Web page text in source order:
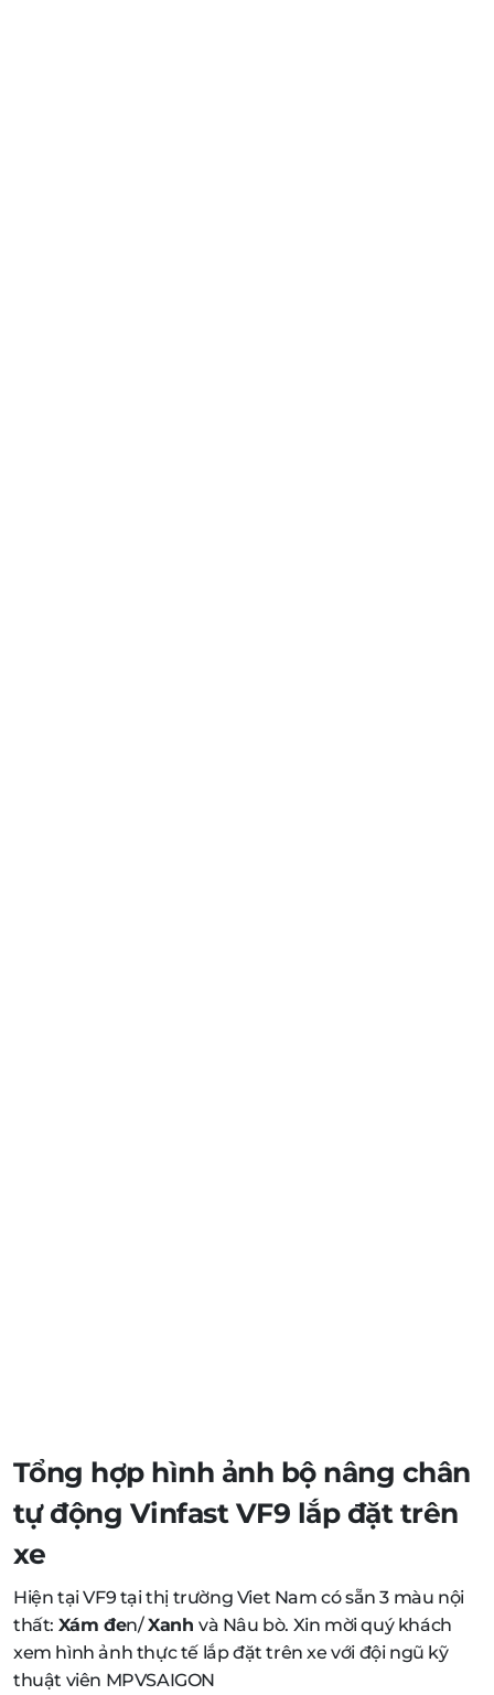
Tổng hợp hình ảnh bộ nâng chân
tự động Vinfast VF9 lắp đặt trên
xe
Hiện tại VF9 tại thị trường Viet Nam có sẵn 3 màu nội
thất: Xám đen/Xanhvà Nâu bò. Xin mời quý khách
xem hình ảnh thực tế lắp đặt trên xe với đội ngũ kỹ
thuật viên MPVSAIGON